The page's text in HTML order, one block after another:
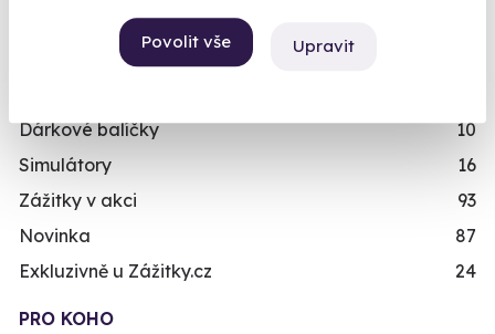
Povolit vše Upravit
rezervujte vy nebo obdarovaný později.
Již mám poukaz
Zážitky ve virtuální realitě
Dárkové balíčky
10
Simulátory
16
Zážitky v akci
93
Novinka
87
Exkluzivně u Zážitky.cz
24
PRO KOHO